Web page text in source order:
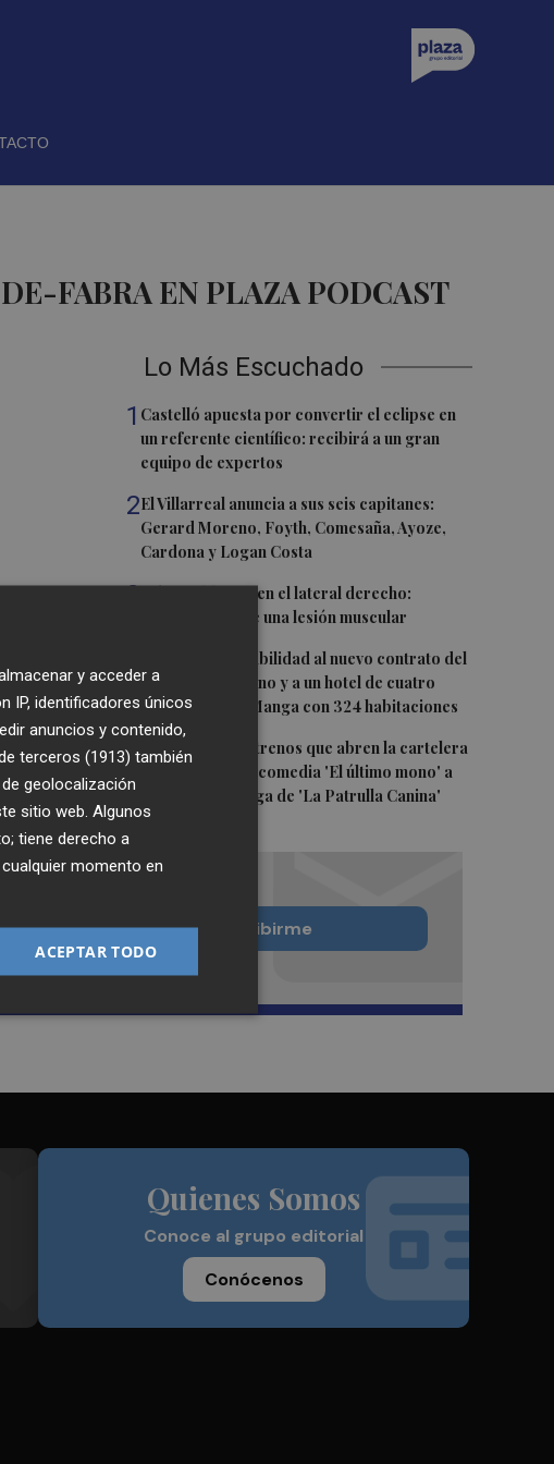
FABRA EN PLAZA PODCAST
Lo Más Escuchado
1 Castelló apuesta por convertir el eclipse en
un referente científico: recibirá a un gran
equipo de expertos
2El Villarreal anuncia a sus seis capitanes:
Gerard Moreno, Foyth, Comesaña, Ayoze,
Cardona y Logan Costa
3Más problemas en el lateral derecho:
Monferrer sufre una lesión muscular
San Javier da viabilidad al nuevo contrato del
transporte urbano y a un hotel de cuatro
estrellas en La Manga con 324 habitaciones
5 Estos son los estrenos que abren la cartelera
en agosto: de la comedia 'El último mono' a
una nueva entrega de 'La Patrulla Canina'
Quiero suscribirme
Quienes Somos
Conoce al grupo editorial
Conócenos
y acceder a
IP, identificadores únicos
anuncios y contenido,
terceros (1913) también
geolocalización
sitio web. Algunos
tiene derecho a
momento en
ACEPTAR TODO